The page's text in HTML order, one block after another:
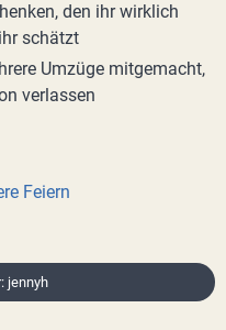
den ihr wirklich
schätzt
Umzüge mitgemacht,
verlassen
Feiern
jennyh